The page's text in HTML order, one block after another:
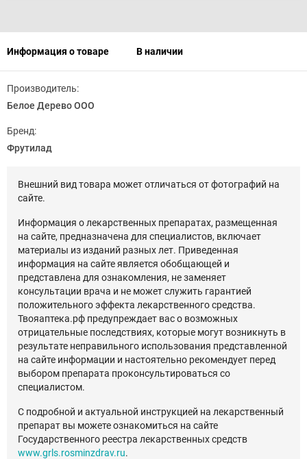
Информация о товаре В наличии
Производитель:
Белое Дерево ООО
Бренд:
Фрутилад
Внешний вид товара может отличаться от фотографий на
сайте.
Информация о лекарственных препаратах, размещенная
на сайте, предназначена для специалистов, включает
материалы из изданий разных лет. Приведенная
информация на сайте является обобщающей и
представлена для ознакомления, не заменяет
консультации врача и не может служить гарантией
положительного эффекта лекарственного средства.
Твояаптека.рф предупреждает вас о возможных
отрицательные последствиях, которые могут возникнуть в
результате неправильного использования представленной
на сайте информации и настоятельно рекомендует перед
выбором препарата проконсультироваться со
специалистом.
С подробной и актуальной инструкцией на лекарственный
препарат вы можете ознакомиться на сайте
Государственного реестра лекарственных средств
www.grls.rosminzdrav.ru.